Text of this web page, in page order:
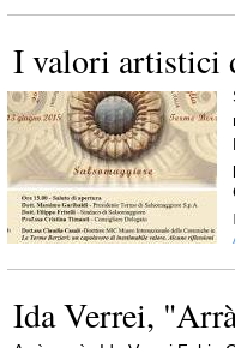
I valori artistici
Ida Verrei,